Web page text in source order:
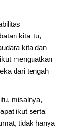
kita itu,
kita dan
menguatkan
dari tengah
misalnya,
ikut serta
tidak hanya